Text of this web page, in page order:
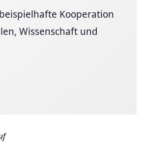
Kooperation
Wissenschaft und